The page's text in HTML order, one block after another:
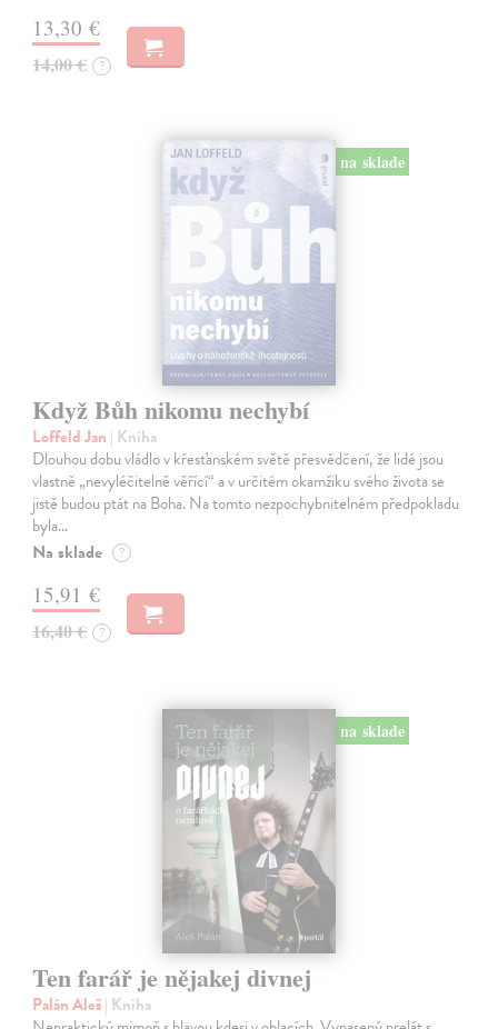
13,30 €
14,00 € ?
na sklade
Když Bůh nikomu nechybí
Loffeld Jan | Kniha
Dlouhou dobu vládlo v křesťanském světě přesvědčení, že lidé jsou
vlastně „nevyléčitelně věřící“ a v určitém okamžiku svého života se
jistě budou ptát na Boha. Na tomto nezpochybnitelném předpokladu
byla…
Na sklade ?
15,91 €
16,40 € ?
na sklade
Ten farář je nějakej divnej
Palán Aleš| Kniha